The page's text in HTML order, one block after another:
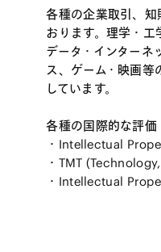
各種の企業取引、
おります。理学・工
データ・インター
ス、ゲーム・映画
しています。
各種の国際的な評価
・Intellectual
・TMT
・Intellectual